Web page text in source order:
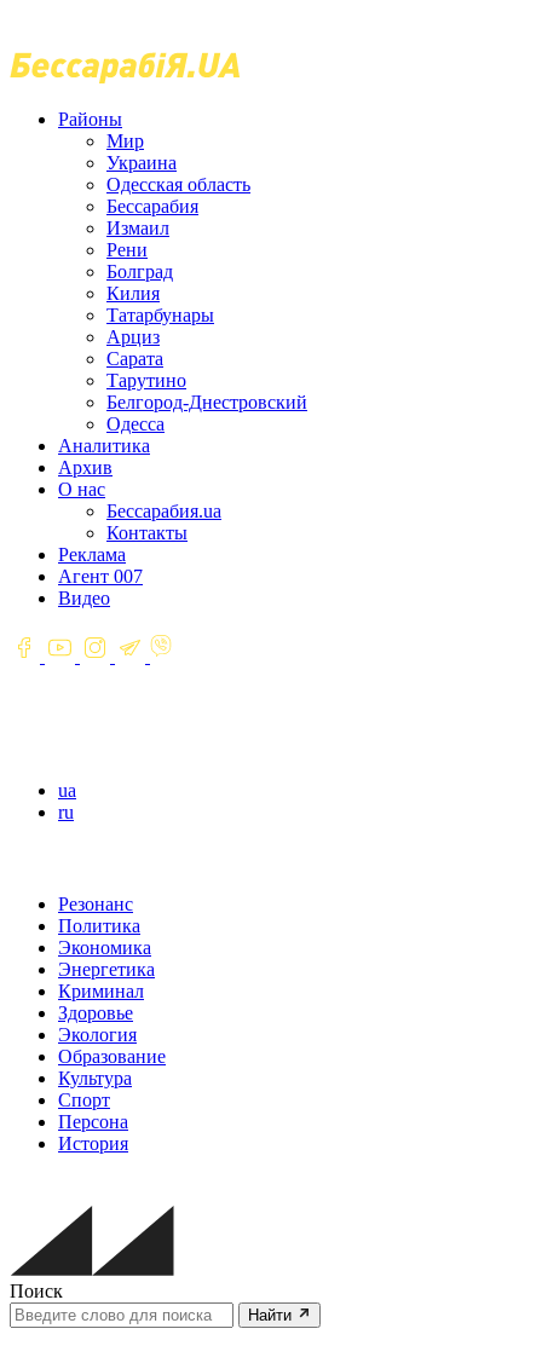
Районы
Мир
Украина
Одесская область
Бессарабия
Измаил
Рени
Болград
Килия
Татарбунары
Арциз
Сарата
Тарутино
Белгород-Днестровский
Одесса
Аналитика
Архив
О нас
Бессарабия.ua
Контакты
Реклама
Агент 007
Видео
ua
ru
Резонанс
Политика
Экономика
Энергетика
Криминал
Здоровье
Экология
Образование
Культура
Спорт
Персона
История
Поиск
Найти